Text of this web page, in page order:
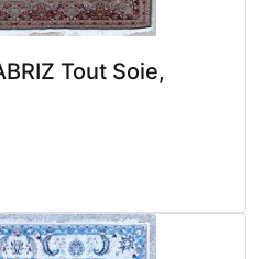
Tout Soie,